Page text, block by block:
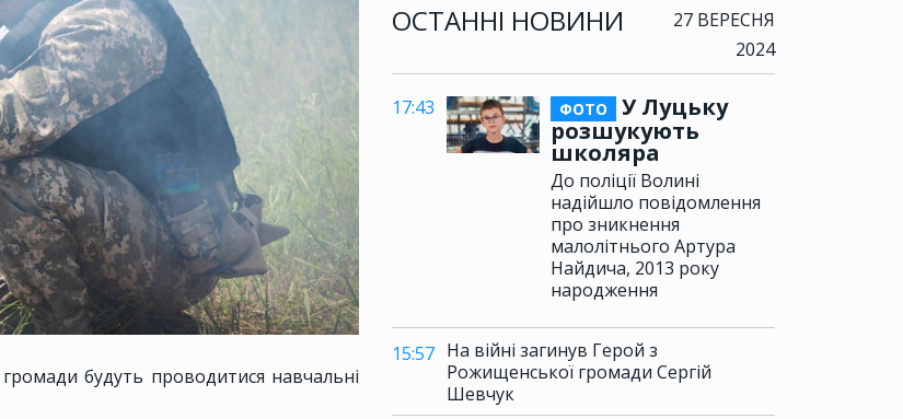
ОСТАННІ НОВИНИ
27 ВЕРЕСНЯ
2024
17:43 ФОТО
У Луцьку
розшукують
школяра
До поліції Волині
надійшло повідомлення
про зникнення
малолітнього Артура
Найдича, 2013 року
народження
15:57 На війні загинув Герой з
Рожищенської громади Сергій
Шевчук
будуть проводитися навчальні